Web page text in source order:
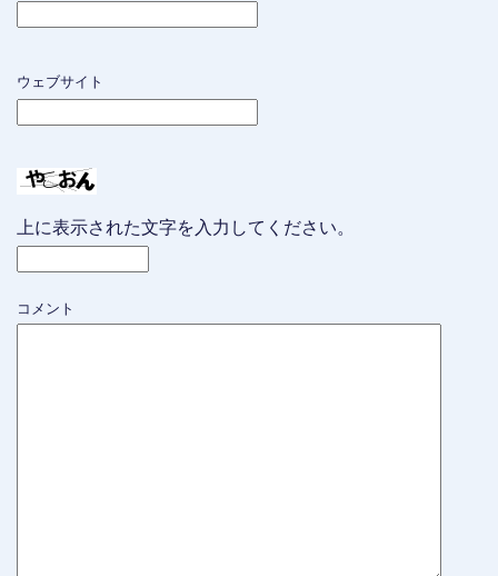
ウェブサイト
上に表示された文字を入力してください。
コメント